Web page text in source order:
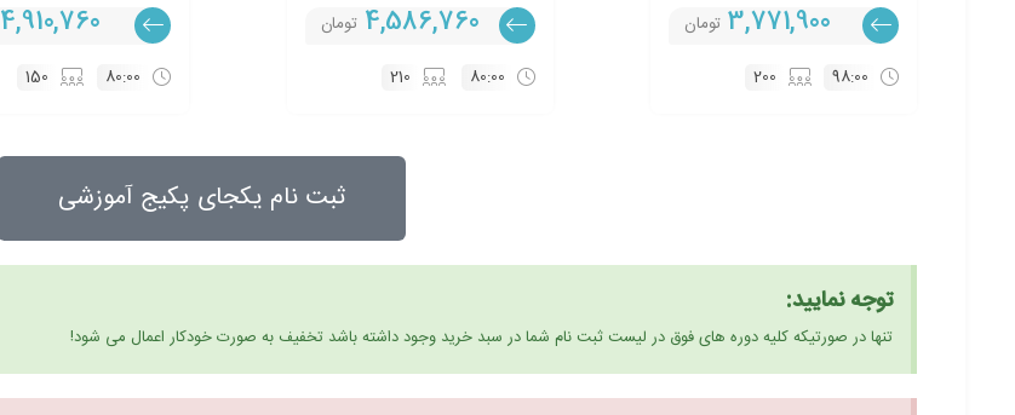
3,771,900 تومان
98:00
200
4,586,760 تومان
80:00
210
4,910,760
80:00
150
ثبت نام یکجای پکیج آموزشی
توجه نمایید:
تنها در صورتیکه کلیه دوره های فوق در لیست ثبت نام شما در سبد خرید وجود داشته باشد تخفیف به صورت خودکار اعمال می شود!